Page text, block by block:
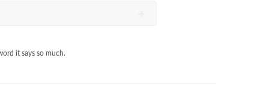
it says so much.